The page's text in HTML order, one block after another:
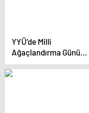
YYÜ’de Milli
Ağaçlandırma Günü
Kutlandı